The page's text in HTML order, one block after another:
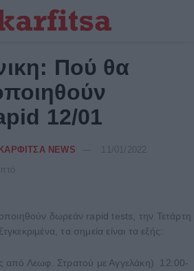
Πού θα
12/01
NEWS
δωρεάν rapid tests, την Τετάρτη
τα σημεία είναι τα εξής:
από Λεωφ. Στρατού με Αγγελάκη) 12:00-